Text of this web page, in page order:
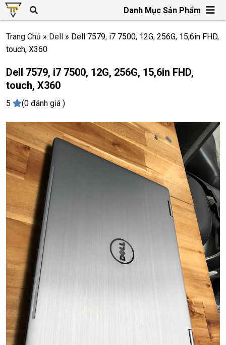
Danh Mục Sản Phẩm
Trang Chủ » Dell » Dell 7579, i7 7500, 12G, 256G, 15,6in FHD,
touch, X360
Dell 7579, i7 7500, 12G, 256G, 15,6in FHD,
touch, X360
5 (0 đánh giá )